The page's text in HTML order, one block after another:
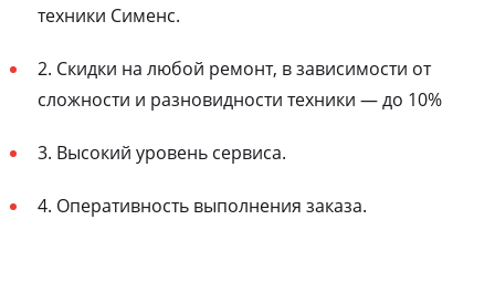
техники Сименс.
2. Скидки на любой ремонт, в зависимости от
сложности и разновидности техники — до 10%
3. Высокий уровень сервиса.
4. Оперативность выполнения заказа.